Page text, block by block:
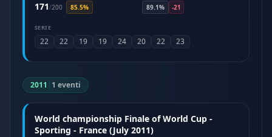
171/200 85.5%
89.1%
-21
SERIE
22 22 19 19 24 20 22 23
2011 | 1 eventi
World championship Finale of World Cup -
Sporting - France (July 2011)